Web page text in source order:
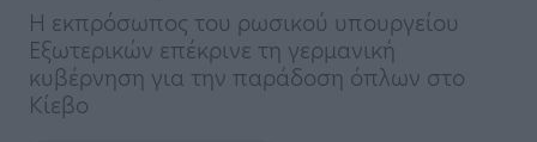
Η εκπρόσωπος του ρωσικού υπουργείου
Εξωτερικών επέκρινε τη γερμανική
κυβέρνηση για την παράδοση όπλων στο
Κίεβο